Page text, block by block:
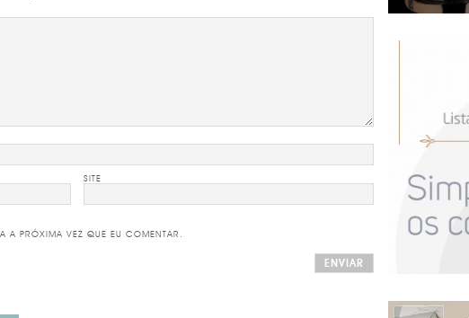
SITE
A PRÓXIMA VEZ QUE EU COMENTAR.